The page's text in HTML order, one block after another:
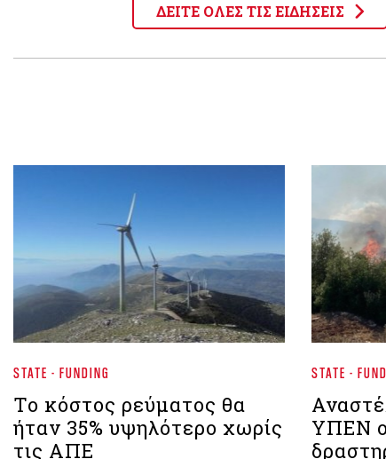
ΔΕΙΤΕ ΟΛΕΣ ΤΙΣ ΕΙΔΗΣΕΙΣ
STATE - FUNDING
Το κόστος ρεύματος θα
ήταν 35% υψηλότερο χωρίς
τις ΑΠΕ
STATE -
ΥΠΕΝ